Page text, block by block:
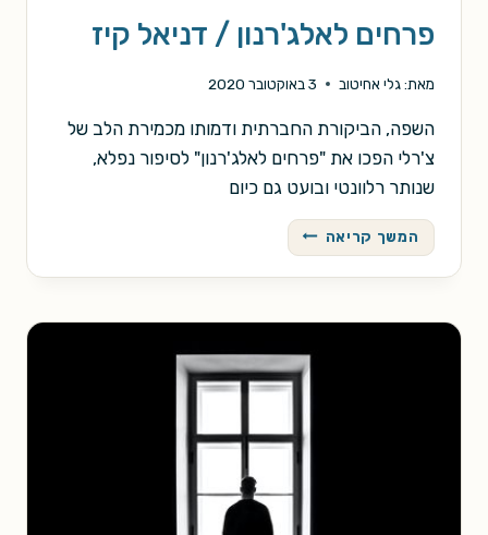
פרחים לאלג'רנון / דניאל קיז
מאת:גלי אחיטוב 3 באוקטובר 2020
השפה, הביקורת החברתית ודמותו מכמירת הלב של
צ'רלי הפכו את "פרחים לאלג'רנון" לסיפור נפלא,
שנותר רלוונטי ובועט גם כיום
המשך קריאה פרחים
לאלג'רנון
/
קיז